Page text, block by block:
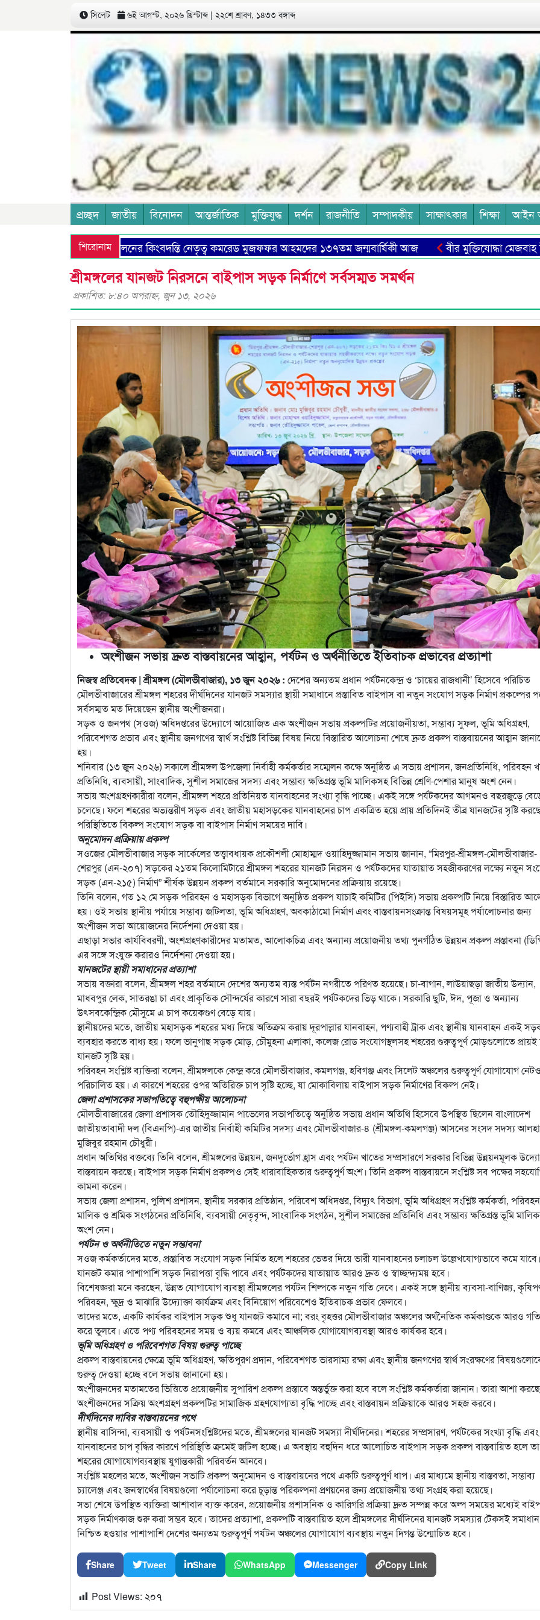
সিলেট ৬ই আগস্ট, ২০২৬ খ্রিস্টাব্দ | ২২শে শ্রাবণ, ১৪৩৩ বঙ্গাব্দ
প্রচ্ছদ জাতীয় বিনোদন আন্তর্জাতিক মুক্তিযুদ্ধ দর্শন রাজনীতি সম্পাদকীয় সাক্ষাৎকার শিক্ষা আইন
শিরোনাম
কমিউনিষ্ট আন্দোলনের কিংবদন্তি নেতৃত্ব কমরেড মুজফ্ফর আহমদের ১৩৭তম জন্মবার্ষিকী আজ বীর মুক্তিযোদ্ধা মেজবাহ
শ্রীমঙ্গলের যানজট নিরসনে বাইপাস সড়ক নির্মাণে সর্বসম্মত সমর্থন
প্রকাশিত: ৮:৪০ অপরাহ্ণ, জুন ১৩, ২০২৬
অংশীজন সভায় দ্রুত বাস্তবায়নের আহ্বান, পর্যটন ও অর্থনীতিতে ইতিবাচক প্রভাবের প্রত্যাশা
নিজস্ব প্রতিবেদক | শ্রীমঙ্গল (মৌলভীবাজার), ১৩ জুন ২০২৬ : দেশের অন্যতম প্রধান পর্যটনকেন্দ্র ও ‘চায়ের রাজধানী’ হিসেবে পরিচিত
মৌলভীবাজারের শ্রীমঙ্গল শহরের দীর্ঘদিনের যানজট সমস্যার স্থায়ী সমাধানে প্রস্তাবিত বাইপাস বা নতুন সংযোগ সড়ক নির্মাণ প্রকল্পের
সর্বসম্মত মত দিয়েছেন স্থানীয় অংশীজনরা।
সড়ক ও জনপথ (সওজ) অধিদপ্তরের উদ্যোগে আয়োজিত এক অংশীজন সভায় প্রকল্পটির প্রয়োজনীয়তা, সম্ভাব্য সুফল, ভূমি অধিগ্রহণ,
পরিবেশগত প্রভাব এবং স্থানীয় জনগণের স্বার্থ সংশ্লিষ্ট বিভিন্ন বিষয় নিয়ে বিস্তারিত আলোচনা শেষে দ্রুত প্রকল্প বাস্তবায়নের আহ্বান
হয়।
শনিবার (১৩ জুন ২০২৬) সকালে শ্রীমঙ্গল উপজেলা নির্বাহী কর্মকর্তার সম্মেলন কক্ষে অনুষ্ঠিত এ সভায় প্রশাসন, জনপ্রতিনিধি, পরিবহন
প্রতিনিধি, ব্যবসায়ী, সাংবাদিক, সুশীল সমাজের সদস্য এবং সম্ভাব্য ক্ষতিগ্রস্ত ভূমি মালিকসহ বিভিন্ন শ্রেণি-পেশার মানুষ অংশ নেন।
সভায় অংশগ্রহণকারীরা বলেন, শ্রীমঙ্গল শহরে প্রতিনিয়ত যানবাহনের সংখ্যা বৃদ্ধি পাচ্ছে। একই সঙ্গে পর্যটকদের আগমনও বছরজুড়ে
চলেছে। ফলে শহরের অভ্যন্তরীণ সড়ক এবং জাতীয় মহাসড়কের যানবাহনের চাপ একত্রিত হয়ে প্রায় প্রতিদিনই তীব্র যানজটের সৃষ্টি
পরিস্থিতিতে বিকল্প সংযোগ সড়ক বা বাইপাস নির্মাণ সময়ের দাবি।
অনুমোদন প্রক্রিয়ায় প্রকল্প
সওজের মৌলভীবাজার সড়ক সার্কেলের তত্ত্বাবধায়ক প্রকৌশলী মোহাম্মদ ওয়াহিদুজ্জামান সভায় জানান, “মিরপুর-শ্রীমঙ্গল-মৌলভীবাজার-
শেরপুর (এন-২০৭) সড়কের ২১তম কিলোমিটারে শ্রীমঙ্গল শহরের যানজট নিরসন ও পর্যটকদের যাতায়াত সহজীকরণের লক্ষ্যে নতুন
সড়ক (এন-২১৫) নির্মাণ” শীর্ষক উন্নয়ন প্রকল্প বর্তমানে সরকারি অনুমোদনের প্রক্রিয়ায় রয়েছে।
তিনি বলেন, গত ১২ মে সড়ক পরিবহন ও মহাসড়ক বিভাগে অনুষ্ঠিত প্রকল্প যাচাই কমিটির (পিইসি) সভায় প্রকল্পটি নিয়ে বিস্তারিত
হয়। ওই সভায় স্থানীয় পর্যায়ে সম্ভাব্য জটিলতা, ভূমি অধিগ্রহণ, অবকাঠামো নির্মাণ এবং বাস্তবায়নসংক্রান্ত বিষয়সমূহ পর্যালোচনার জন্য
অংশীজন সভা আয়োজনের নির্দেশনা দেওয়া হয়।
এছাড়া সভার কার্যবিবরণী, অংশগ্রহণকারীদের মতামত, আলোকচিত্র এবং অন্যান্য প্রয়োজনীয় তথ্য পুনর্গঠিত উন্নয়ন প্রকল্প প্রস্তাবনা
এর সঙ্গে সংযুক্ত করারও নির্দেশনা দেওয়া হয়।
যানজটের স্থায়ী সমাধানের প্রত্যাশা
সভায় বক্তারা বলেন, শ্রীমঙ্গল শহর বর্তমানে দেশের অন্যতম ব্যস্ত পর্যটন নগরীতে পরিণত হয়েছে। চা-বাগান, লাউয়াছড়া জাতীয় উদ্যান,
মাধবপুর লেক, সাতরঙা চা এবং প্রাকৃতিক সৌন্দর্যের কারণে সারা বছরই পর্যটকদের ভিড় থাকে। সরকারি ছুটি, ঈদ, পূজা ও অন্যান্য
উৎসবকেন্দ্রিক মৌসুমে এ চাপ কয়েকগুণ বেড়ে যায়।
স্থানীয়দের মতে, জাতীয় মহাসড়ক শহরের মধ্য দিয়ে অতিক্রম করায় দূরপাল্লার যানবাহন, পণ্যবাহী ট্রাক এবং স্থানীয় যানবাহন একই
ব্যবহার করতে বাধ্য হয়। ফলে ভানুগাছ সড়ক মোড়, চৌমুহনা এলাকা, কলেজ রোড সংযোগস্থলসহ শহরের গুরুত্বপূর্ণ মোড়গুলোতে প্রায়ই
যানজট সৃষ্টি হয়।
পরিবহন সংশ্লিষ্ট ব্যক্তিরা বলেন, শ্রীমঙ্গলকে কেন্দ্র করে মৌলভীবাজার, কমলগঞ্জ, হবিগঞ্জ এবং সিলেট অঞ্চলের গুরুত্বপূর্ণ যোগাযোগ
পরিচালিত হয়। এ কারণে শহরের ওপর অতিরিক্ত চাপ সৃষ্টি হচ্ছে, যা মোকাবিলায় বাইপাস সড়ক নির্মাণের বিকল্প নেই।
জেলা প্রশাসকের সভাপতিত্বে বহুপক্ষীয় আলোচনা
মৌলভীবাজারের জেলা প্রশাসক তৌহিদুজ্জামান পাভেলের সভাপতিত্বে অনুষ্ঠিত সভায় প্রধান অতিথি হিসেবে উপস্থিত ছিলেন বাংলাদেশ
জাতীয়তাবাদী দল (বিএনপি)-এর জাতীয় নির্বাহী কমিটির সদস্য এবং মৌলভীবাজার-৪ (শ্রীমঙ্গল-কমলগঞ্জ) আসনের সংসদ সদস্য
মুজিবুর রহমান চৌধুরী।
প্রধান অতিথির বক্তব্যে তিনি বলেন, শ্রীমঙ্গলের উন্নয়ন, জনদুর্ভোগ হ্রাস এবং পর্যটন খাতের সম্প্রসারণে সরকার বিভিন্ন উন্নয়নমূলক
বাস্তবায়ন করছে। বাইপাস সড়ক নির্মাণ প্রকল্পও সেই ধারাবাহিকতার গুরুত্বপূর্ণ অংশ। তিনি প্রকল্প বাস্তবায়নে সংশ্লিষ্ট সব পক্ষের
কামনা করেন।
সভায় জেলা প্রশাসন, পুলিশ প্রশাসন, স্থানীয় সরকার প্রতিষ্ঠান, পরিবেশ অধিদপ্তর, বিদ্যুৎ বিভাগ, ভূমি অধিগ্রহণ সংশ্লিষ্ট কর্মকর্তা, পরিবহন
মালিক ও শ্রমিক সংগঠনের প্রতিনিধি, ব্যবসায়ী নেতৃবৃন্দ, সাংবাদিক সংগঠন, সুশীল সমাজের প্রতিনিধি এবং সম্ভাব্য ক্ষতিগ্রস্ত ভূমি
অংশ নেন।
পর্যটন ও অর্থনীতিতে নতুন সম্ভাবনা
সওজ কর্মকর্তাদের মতে, প্রস্তাবিত সংযোগ সড়ক নির্মিত হলে শহরের ভেতর দিয়ে ভারী যানবাহনের চলাচল উল্লেখযোগ্যভাবে কমে
যানজট কমার পাশাপাশি সড়ক নিরাপত্তা বৃদ্ধি পাবে এবং পর্যটকদের যাতায়াত আরও দ্রুত ও স্বাচ্ছন্দ্যময় হবে।
বিশেষজ্ঞরা মনে করছেন, উন্নত যোগাযোগ ব্যবস্থা শ্রীমঙ্গলের পর্যটন শিল্পকে নতুন গতি দেবে। একই সঙ্গে স্থানীয় ব্যবসা-বাণিজ্য,
পরিবহন, ক্ষুদ্র ও মাঝারি উদ্যোক্তা কার্যক্রম এবং বিনিয়োগ পরিবেশেও ইতিবাচক প্রভাব ফেলবে।
তাদের মতে, একটি কার্যকর বাইপাস সড়ক শুধু যানজট কমাবে না; বরং বৃহত্তর মৌলভীবাজার অঞ্চলের অর্থনৈতিক কর্মকাণ্ডকে আরও
করে তুলবে। এতে পণ্য পরিবহনের সময় ও ব্যয় কমবে এবং আঞ্চলিক যোগাযোগব্যবস্থা আরও কার্যকর হবে।
ভূমি অধিগ্রহণ ও পরিবেশগত বিষয় গুরুত্ব পাচ্ছে
প্রকল্প বাস্তবায়নের ক্ষেত্রে ভূমি অধিগ্রহণ, ক্ষতিপূরণ প্রদান, পরিবেশগত ভারসাম্য রক্ষা এবং স্থানীয় জনগণের স্বার্থ সংরক্ষণের
গুরুত্ব দেওয়া হচ্ছে বলে সভায় জানানো হয়।
অংশীজনদের মতামতের ভিত্তিতে প্রয়োজনীয় সুপারিশ প্রকল্প প্রস্তাবে অন্তর্ভুক্ত করা হবে বলে সংশ্লিষ্ট কর্মকর্তারা জানান। তারা আশা
অংশীজনদের সক্রিয় অংশগ্রহণ প্রকল্পটির সামাজিক গ্রহণযোগ্যতা বৃদ্ধি পাচ্ছে এবং বাস্তবায়ন প্রক্রিয়াকে আরও সহজ করবে।
দীর্ঘদিনের দাবির বাস্তবায়নের পথে
স্থানীয় বাসিন্দা, ব্যবসায়ী ও পর্যটনসংশ্লিষ্টদের মতে, শ্রীমঙ্গলের যানজট সমস্যা দীর্ঘদিনের। শহরের সম্প্রসারণ, পর্যটকের সংখ্যা বৃদ্ধি এবং
যানবাহনের চাপ বৃদ্ধির কারণে পরিস্থিতি ক্রমেই জটিল হচ্ছে। এ অবস্থায় বহুদিন ধরে আলোচিত বাইপাস সড়ক প্রকল্প বাস্তবায়িত হলে তা
শহরের যোগাযোগব্যবস্থায় যুগান্তকারী পরিবর্তন আনবে।
সংশ্লিষ্ট মহলের মতে, অংশীজন সভাটি প্রকল্প অনুমোদন ও বাস্তবায়নের পথে একটি গুরুত্বপূর্ণ ধাপ। এর মাধ্যমে স্থানীয় বাস্তবতা, সম্ভাব্য
চ্যালেঞ্জ এবং জনস্বার্থের বিষয়গুলো পর্যালোচনা করে চূড়ান্ত পরিকল্পনা প্রণয়নের জন্য প্রয়োজনীয় তথ্য সংগ্রহ করা হয়েছে।
সভা শেষে উপস্থিত ব্যক্তিরা আশাবাদ ব্যক্ত করেন, প্রয়োজনীয় প্রশাসনিক ও কারিগরি প্রক্রিয়া দ্রুত সম্পন্ন করে অল্প সময়ের মধ্যেই
সড়ক নির্মাণকাজ শুরু করা সম্ভব হবে। তাদের প্রত্যাশা, প্রকল্পটি বাস্তবায়িত হলে শ্রীমঙ্গলের দীর্ঘদিনের যানজট সমস্যার টেকসই সমাধান
নিশ্চিত হওয়ার পাশাপাশি দেশের অন্যতম গুরুত্বপূর্ণ পর্যটন অঞ্চলের যোগাযোগ ব্যবস্থায় নতুন দিগন্ত উন্মোচিত হবে।
Share Tweet Share WhatsApp Messenger Copy Link
Post Views: ২০৭